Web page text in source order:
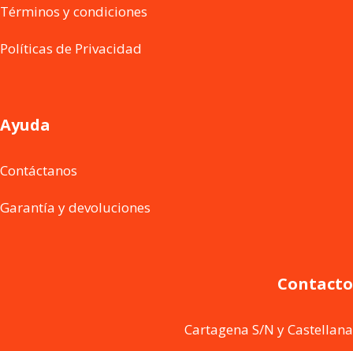
Términos y condiciones
Políticas de Privacidad
Ayuda
Contáctanos
Garantía y devoluciones
Contacto
Cartagena S/N y Castellana